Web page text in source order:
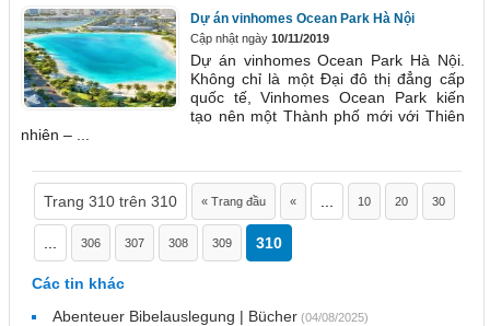
Dự án vinhomes Ocean Park Hà Nội
Cập nhật ngày 10/11/2019
Dự án vinhomes Ocean Park Hà Nội.
Không chỉ là một Đại đô thị đẳng cấp
quốc tế, Vinhomes Ocean Park kiến
tạo nên một Thành phố mới với Thiên
nhiên – ...
Trang 310 trên 310 « Trang đầu « 10 20 30
306 307 308 309 310
Các tin khác
Abenteuer Bibelauslegung | Bücher (04/08/2025)